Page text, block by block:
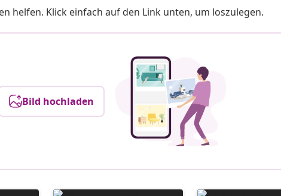
helfen. Klick einfach auf den Link unten, um loszulegen.
Bild hochladen